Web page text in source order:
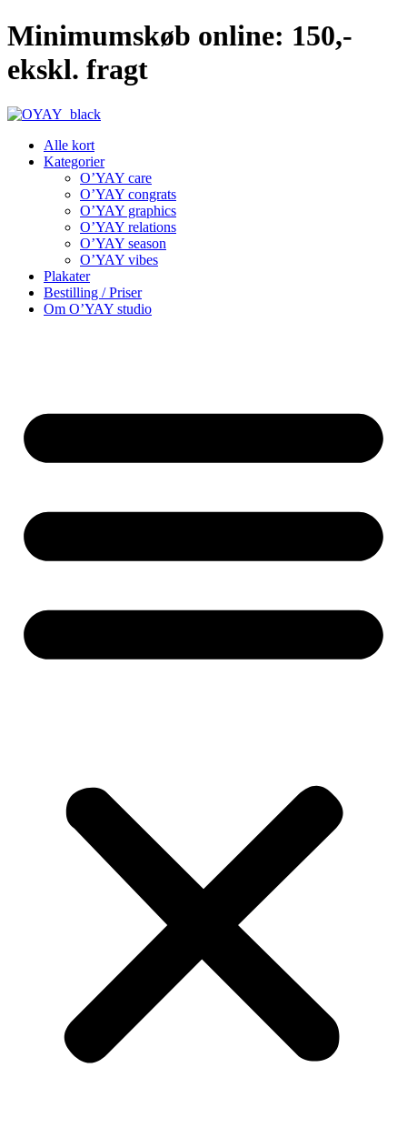
Videre
til
indhold
Minimumskøb online: 150,-
ekskl. fragt
Alle kort
Kategorier
O’YAY care
O’YAY congrats
O’YAY graphics
O’YAY relations
O’YAY season
O’YAY vibes
Plakater
Bestilling / Priser
Om O’YAY studio